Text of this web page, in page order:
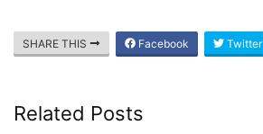
SHARE THIS Facebook Twitter
Related Posts